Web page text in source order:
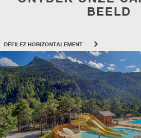
BEELD
DÉFILEZ HORIZONTALEMENT